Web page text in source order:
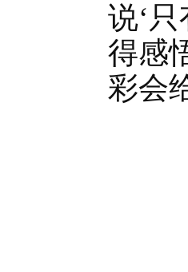
说‘
得感
彩会